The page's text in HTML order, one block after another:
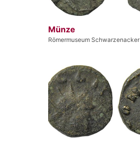
Münze
Römermuseum Schwarzenacker